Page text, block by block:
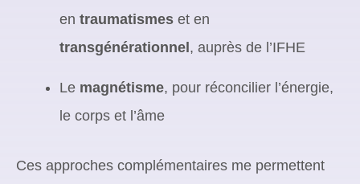
en traumatismes et en
transgénérationnel, auprès de l’IFHE
Le magnétisme, pour réconcilier l’énergie,
le corps et l’âme
Ces approches complémentaires me permettent